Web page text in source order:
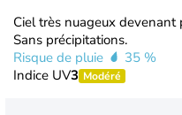
Ciel très nuageux devenant
Sans précipitations.
Risque de pluie
35 %
Indice UV3 Modéré